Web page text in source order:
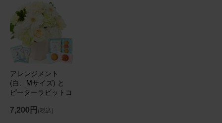
友人母の誕生日プレゼントに贈らせていただきました。 お
部屋が華やかになったと喜んで貰えました！
アレンジメント(ピンク)Sサイズ Happy Birthdayバルーン
付き
ブルーミーユーザーさん
アレンジメント
(白、Mサイズ) と
ピーターラビットコ
フト のセット
7,200円(税込)